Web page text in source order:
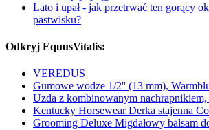
Lato i upał - jak przetrwać ten gorący
pastwisku?
Odkryj EquusVitalis:
VEREDUS
Gumowe wodze 1/2'' (13 mm),
Uzda z kombinowanym
Kentucky Horsewear Derka stajenna
Grooming Deluxe Migdałowy balsam